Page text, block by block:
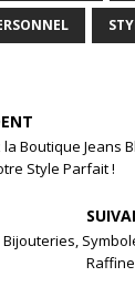
Boutique Jeans
Style Parfait !
Bijouteries,